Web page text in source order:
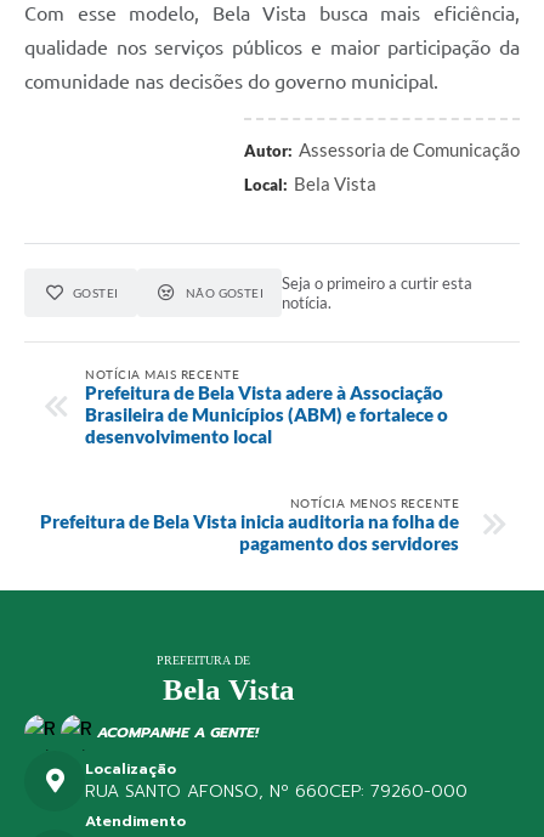
Com esse modelo, Bela Vista busca mais eficiência,
qualidade nos serviços públicos e maior participação da
comunidade nas decisões do governo municipal.
Autor: Assessoria de Comunicação
Local: Bela Vista
GOSTEI NÃO GOSTEI
Seja o primeiro a curtir esta
notícia.
NOTÍCIA MAIS RECENTE
Prefeitura de Bela Vista adere à Associação
Brasileira de Municípios (ABM) e fortalece o
desenvolvimento local
NOTÍCIA MENOS RECENTE
Prefeitura de Bela Vista inicia auditoria na folha de
pagamento dos servidores
ACOMPANHE A GENTE!
Localização
RUA SANTO AFONSO, Nº 660CEP: 79260-000
Atendimento